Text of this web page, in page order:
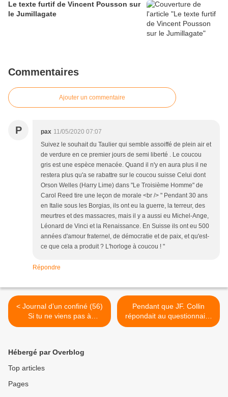
Le texte furtif de Vincent Pousson sur
le Jumillagate
Commentaires
Ajouter un commentaire
P pax 11/05/2020 07:07
Suivez le souhait du Taulier qui semble assoiffé de plein air et
de verdure en ce premier jours de semi liberté . Le coucou
gris est une espèce menacée. Quand il n'y en aura plus il ne
restera plus qu'a se rabattre sur le coucou suisse Celui dont
Orson Welles (Harry Lime) dans "Le Troisième Homme" de
Carol Reed tire une leçon de morale <br /> " Pendant 30 ans
en Italie sous les Borgias, ils ont eu la guerre, la terreur, des
meurtres et des massacres, mais il y a aussi eu Michel-Ange,
Léonard de Vinci et la Renaissance. En Suisse ils ont eu 500
années d'amour fraternel, de démocratie et de paix, et qu'est-
ce que cela a produit ? L'horloge à coucou ! "
Répondre
< Journal d’un confiné (56)
Si tu ne viens pas à
Lagardère, Lagardère ira à
Arnaud…
Pendant que JF. Collin
répondait au questionnaire
de Bruno Latour proposé
Hébergé par Overblog
Top articles
Pages